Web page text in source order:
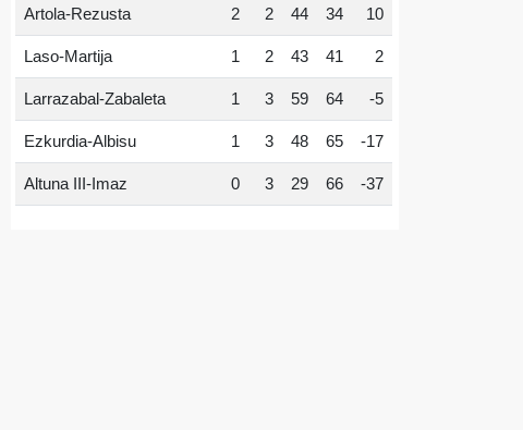
Artola-Rezusta 2 2 44 34 10
Laso-Martija 1 2 43 41 2
Larrazabal-Zabaleta 1 3 59 64 -5
Ezkurdia-Albisu 1 3 48 65 -17
Altuna III-Imaz 0 3 29 66 -37